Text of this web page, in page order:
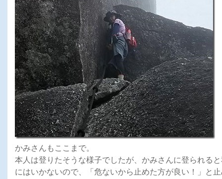
かみさんもここまで。
本人は登りたそうな様子でしたが、かみさんに登られる
にはいかないので、「危ないから止めた方が良い！」と